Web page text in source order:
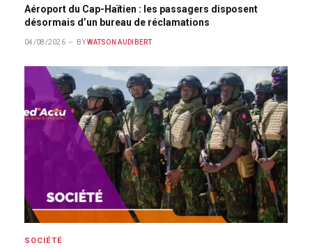
Aéroport du Cap-Haïtien : les passagers disposent
désormais d’un bureau de réclamations
04/08/2026 BY WATSON AUDIBERT
SOCIÉTÉ